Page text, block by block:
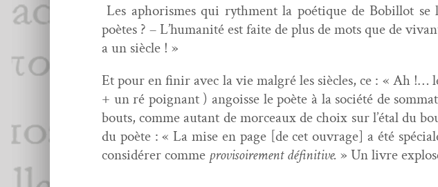
Les apho­rismes qui ryth­ment la poé­tique de Bobil­lot
poètes ?–L’humanité est faite de plus de mots que de
a un siècle ! »
Et pour en finir avec la vie mal­gré les siè­cles, ce : « Ah !…
+ un ré poignant ) angoisse le poète à la société de
bouts, comme autant de morceaux de choix sur l’étal du
du poète : « La mise en page [de cet ouvrage] a été
con­sid­ér­er comme pro­vi­soire­ment défini­tive. » Un livre